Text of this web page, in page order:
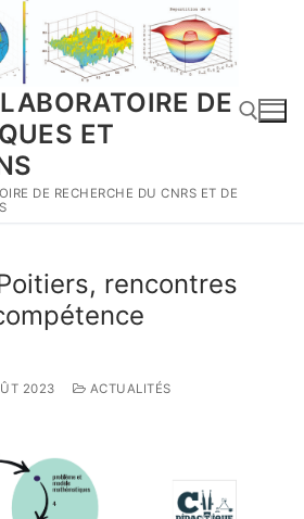
DE
ET
DE RECHERCHE DU CNRS ET DE
Rechercher :
rencontres
2023 ACTUALITÉS